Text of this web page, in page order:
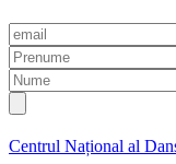
E
m
a
i
l
P
r
e
n
m
N
u
m
e
Centrul Național al